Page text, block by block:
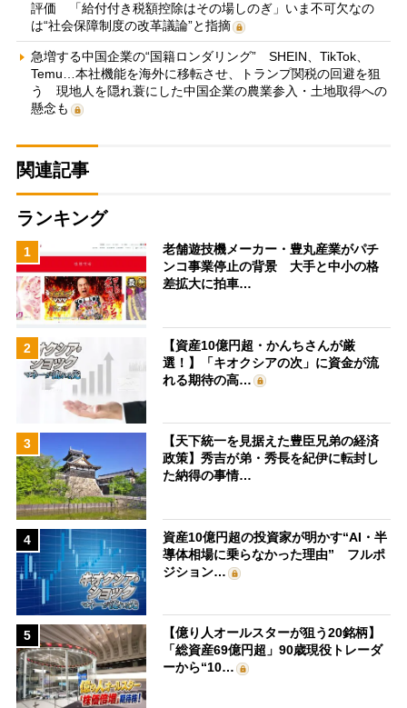
評価 「給付付き税額控除はその場しのぎ」いま不可欠なの
は“社会保障制度の改革議論”と指摘
急増する中国企業の“国籍ロンダリング” SHEIN、TikTok、
Temu…本社機能を海外に移転させ、トランプ関税の回避を狙
う 現地人を隠れ蓑にした中国企業の農業参入・土地取得への
懸念も
関連記事
ランキング
1
老舗遊技機メーカー・豊丸産業がパチ
ンコ事業停止の背景 大手と中小の格
差拡大に拍車…
2
【資産10億円超・かんちさんが厳
選！】「キオクシアの次」に資金が流
れる期待の高…
3
【天下統一を見据えた豊臣兄弟の経済
政策】秀吉が弟・秀長を紀伊に転封し
た納得の事情…
4
資産10億円超の投資家が明かす“AI・半
導体相場に乗らなかった理由” フルポ
ジション…
5
【億り人オールスターが狙う20銘柄】
「総資産69億円超」90歳現役トレーダ
ーから“10…